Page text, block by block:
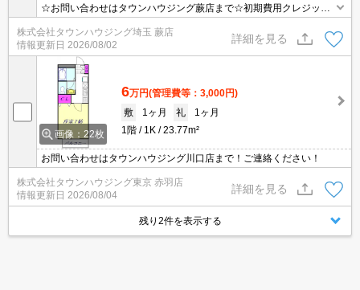
☆お問い合わせはタウンハウジング蕨店まで☆初期費用クレジット
決済相談☆オンラインでの内見・契約もお気軽にご相談ください！
株式会社タウンハウジング埼玉 蕨店
情報更新日 2026/08/02
詳細を見る
画像：22枚
6万円(管理費等：3,000円)
敷
1ヶ月 礼
1ヶ月
1階
1K 23.77m²
お問い合わせはタウンハウジング川口店まで！ご連絡ください！
株式会社タウンハウジング東京 赤羽店
情報更新日 2026/08/04
詳細を見る
残り2件を表示する